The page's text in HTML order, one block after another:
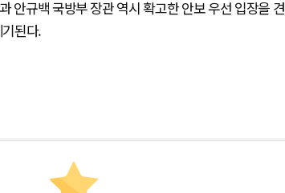
안규백 국방부 장관 역시 확고한 안보 우선 입장을 견
된다.